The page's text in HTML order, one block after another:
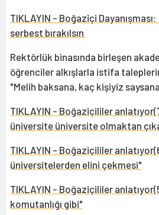
TIKLAYIN - Boğaziçi
serbest bırakılsın
Rektörlük binasında birleşen
öğrenciler alkışlarla istifa
"Melih baksana, kaç kişiyiz
TIKLAYIN - Boğaziçililer
üniversite üniversite olmaktan
TIKLAYIN - Boğaziçililer
üniversitelerden elini çekmesi"
TIKLAYIN - Boğaziçililer
komutanlığı gibi"